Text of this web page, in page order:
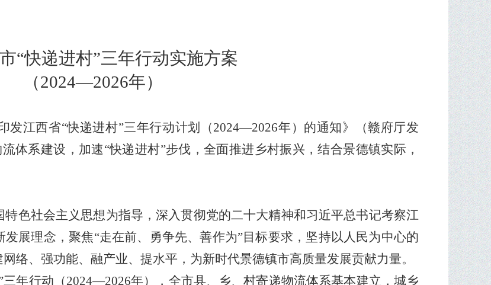
“快递进村”三年行动实施方案
（2024—2026年）
发江西省“快递进村”三年行动计划（2024—2026年 ）的通知》（赣府厅发
体系建设，加速“快递进村”步伐，全面推进乡村振兴，结合景德镇实际，
特色社会主义思想为指导，深入贯彻党的二十大精神和习近平总书记考察江
发展理念，聚焦“走在前、勇争先、善作为”目标要求，坚持以人民为中心的
络、强功能、融产业、提水平，为新时代景德镇市高质量发展贡献力量。
三年行动 （2024—2026年）
，全市县、乡、村寄递物流体系基本建立，城乡